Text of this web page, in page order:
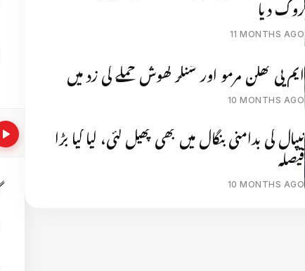
روک دیا
11 MONTHS AGO
ایم پی کھگن مرمو اور شنکر گھوش حملے کی زد میں
10 MONTHS AGO
نیپال کی بدامنی بنگال میں بھی پھیل گئی، لیا گیا بڑا
فیصلہ
10 MONTHS AGO